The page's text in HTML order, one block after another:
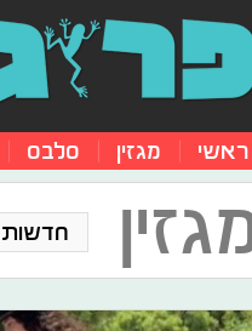
ראשי מגזין סלבס
חדשות